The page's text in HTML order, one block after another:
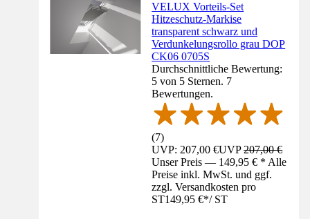
VELUX Vorteils-Set
Hitzeschutz-Markise
transparent schwarz und
Verdunkelungsrollo grau DOP
CK06 0705S
Durchschnittliche Bewertung:
5 von 5 Sternen. 7
Bewertungen.
(7)
UVP: 207,00 €UVP207,00 €
Unser Preis — 149,95 € * Alle
Preise inkl. MwSt. und ggf.
zzgl. Versandkosten pro
ST149,95 €*/ ST